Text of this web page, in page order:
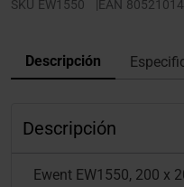
SKU EW1550 |EAN
Descripción
Descripción
Ewent EW1550, 200 x